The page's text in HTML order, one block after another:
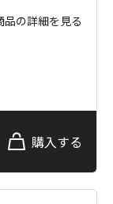
品の詳細を見る
購入する